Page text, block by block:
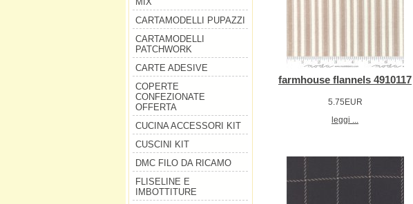
CARTAMODELLI PUPAZZI
CARTAMODELLI
PATCHWORK
CARTE ADESIVE
COPERTE
CONFEZIONATE
OFFERTA
CUCINA ACCESSORI KIT
CUSCINI KIT
DMC FILO DA RICAMO
FLISELINE E
IMBOTTITURE
farmhouse flannels 4910117
5.75EUR
leggi ...